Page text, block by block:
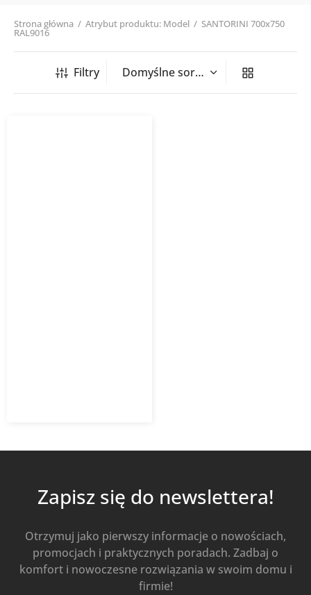
Strona główna / Atrybut produktu: Model / SANTORINI 700x750
RAL9016
Filtry
Zapisz się do newslettera!
Otrzymuj jako pierwszy informacje o nowościach,
promocjach i praktycznych poradach. Zadbaj o
komfort i nowoczesne rozwiązania w swoim domu i
firmie!